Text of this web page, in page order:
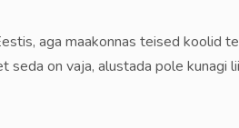
aga maakonnas teised koolid
on vaja, alustada pole kunagi